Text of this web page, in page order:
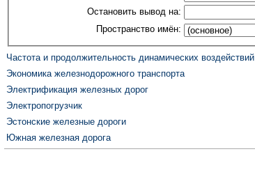
Остановить вывод на:
Пространство имён:
Частота и продолжительность динамических воздействий
Экономика железнодорожного транспорта
Электрификация железных дорог
Электропогрузчик
Эстонские железные дороги
Южная железная дорога